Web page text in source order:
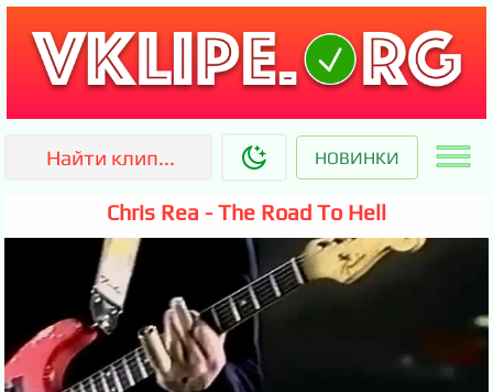
НОВИНКИ
Chris Rea - The Road To Hell